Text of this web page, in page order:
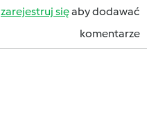
zarejestruj sięaby dodawać
komentarze